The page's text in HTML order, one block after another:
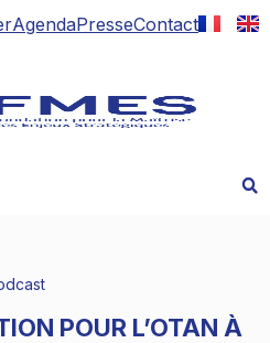
AgendaPresseContact
POUR L’OTAN À